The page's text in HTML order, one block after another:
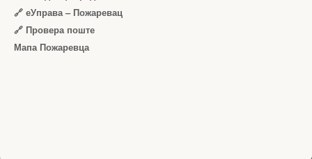
🔗 еУправа – Пожаревац
🔗 Провера поште
Мапа Пожаревца